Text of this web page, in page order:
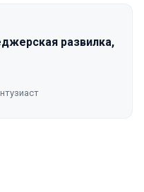
развилка,